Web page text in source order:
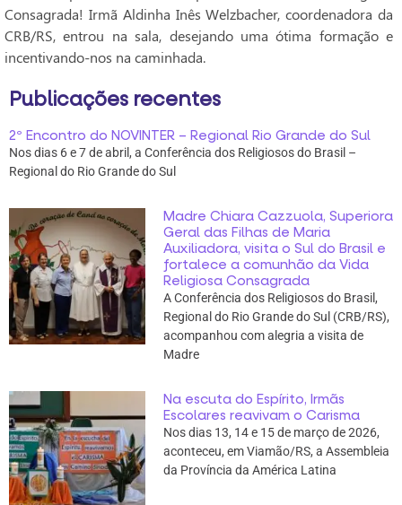
Consagrada! Irmã Aldinha Inês Welzbacher, coordenadora da
CRB/RS, entrou na sala, desejando uma ótima formação e
incentivando-nos na caminhada.
Publicações recentes
2º Encontro do NOVINTER – Regional Rio Grande do Sul
Nos dias 6 e 7 de abril, a Conferência dos Religiosos do Brasil –
Regional do Rio Grande do Sul
Madre Chiara Cazzuola, Superiora
Geral das Filhas de Maria
Auxiliadora, visita o Sul do Brasil e
fortalece a comunhão da Vida
Religiosa Consagrada
A Conferência dos Religiosos do Brasil,
Regional do Rio Grande do Sul (CRB/RS),
acompanhou com alegria a visita de
Madre
Na escuta do Espírito, Irmãs
Escolares reavivam o Carisma
Nos dias 13, 14 e 15 de março de 2026,
aconteceu, em Viamão/RS, a Assembleia
da Província da América Latina